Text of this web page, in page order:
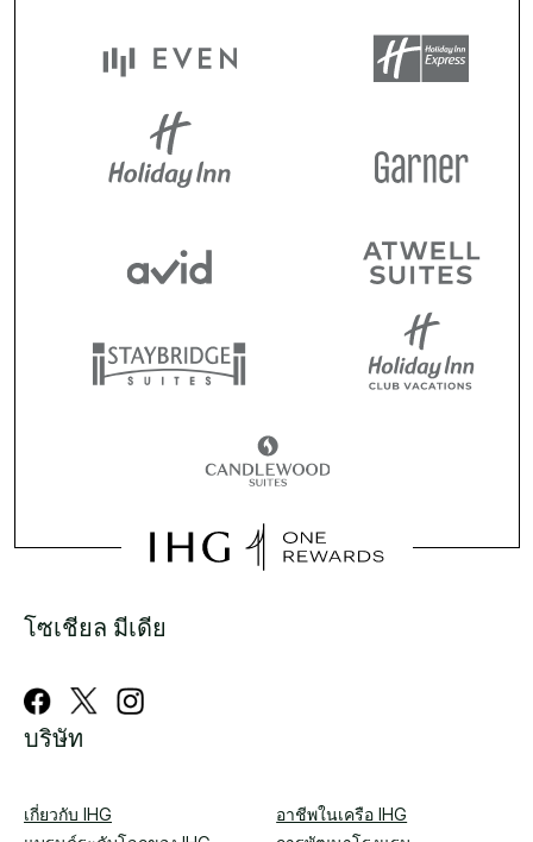
โซเชียล มีเดีย
บริษัท
เกี่ยวกับ IHG
อาชีพในเครือ IHG